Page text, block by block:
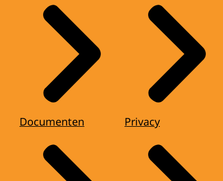
Documenten Privacy